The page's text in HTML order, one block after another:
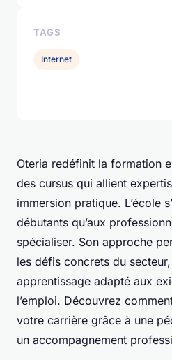
Oteria redéfinit la formation
des cursus qui allient
immersion pratique. L’école
débutants qu’aux
spécialiser. Son approche
les défis concrets du
apprentissage adapté aux
l’emploi. Découvrez
votre carrière grâce à une
un accompagnement
TAGS
Internet